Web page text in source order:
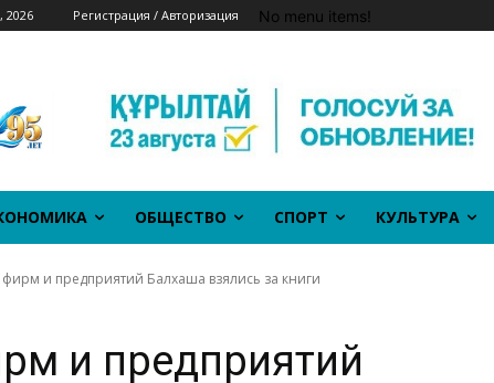
2026 Регистрация / Авторизация No menu items!
ОБЩЕСТВО СПОРТ КУЛЬТУРА
и предприятий Балхаша взялись за книги
и предприятий